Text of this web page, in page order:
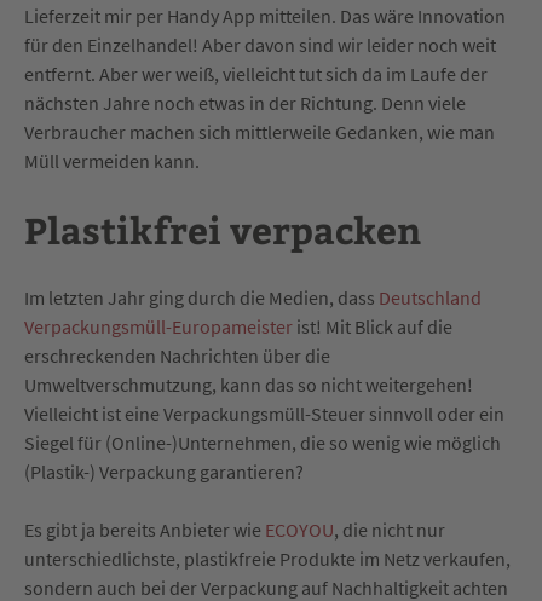
Lieferzeit mir per Handy App mitteilen. Das wäre Innovation
für den Einzelhandel! Aber davon sind wir leider noch weit
entfernt. Aber wer weiß, vielleicht tut sich da im Laufe der
nächsten Jahre noch etwas in der Richtung. Denn viele
Verbraucher machen sich mittlerweile Gedanken, wie man
Müll vermeiden kann.
Plastikfrei verpacken
Im letzten Jahr ging durch die Medien, dass Deutschland
Verpackungsmüll-Europameister ist! Mit Blick auf die
erschreckenden Nachrichten über die
Umweltverschmutzung, kann das so nicht weitergehen!
Vielleicht ist eine Verpackungsmüll-Steuer sinnvoll oder ein
Siegel für (Online-)Unternehmen, die so wenig wie möglich
(Plastik-) Verpackung garantieren?
Es gibt ja bereits Anbieter wie ECOYOU, die nicht nur
unterschiedlichste, plastikfreie Produkte im Netz verkaufen,
sondern auch bei der Verpackung auf Nachhaltigkeit achten